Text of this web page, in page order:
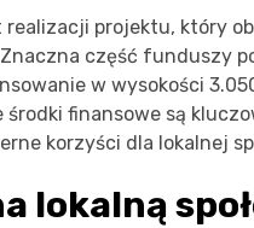
realizacji projektu, który
Znaczna część funduszy
w wysokości
środki finansowe są
korzyści dla lokalnej
lokalną